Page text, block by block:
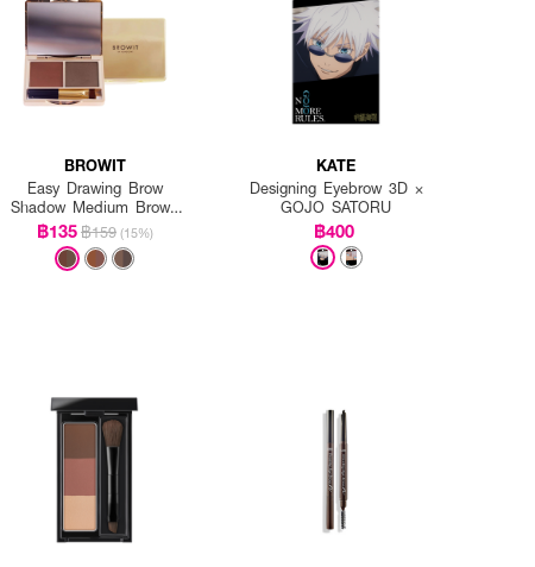
BROWIT
Easy Drawing Brow
Shadow Medium Brown
(Y2019)
฿135฿159 (15%)
KATE
Designing Eyebrow 3D ×
GOJO SATORU
฿400